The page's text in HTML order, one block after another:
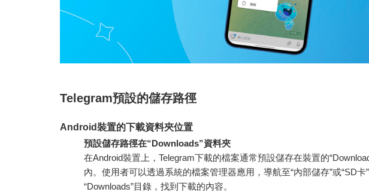
Telegram預設的儲存路徑
Android裝置的下載資料夾位置
預設儲存路徑在“Downloads”資料夾
在Android裝置上，Telegram下載的檔案通常預設儲存在裝置的
內。使用者可以透過系統的檔案管理器應用，導航至“內部儲存”或“SD卡
“Downloads”目錄，找到下載的內容。